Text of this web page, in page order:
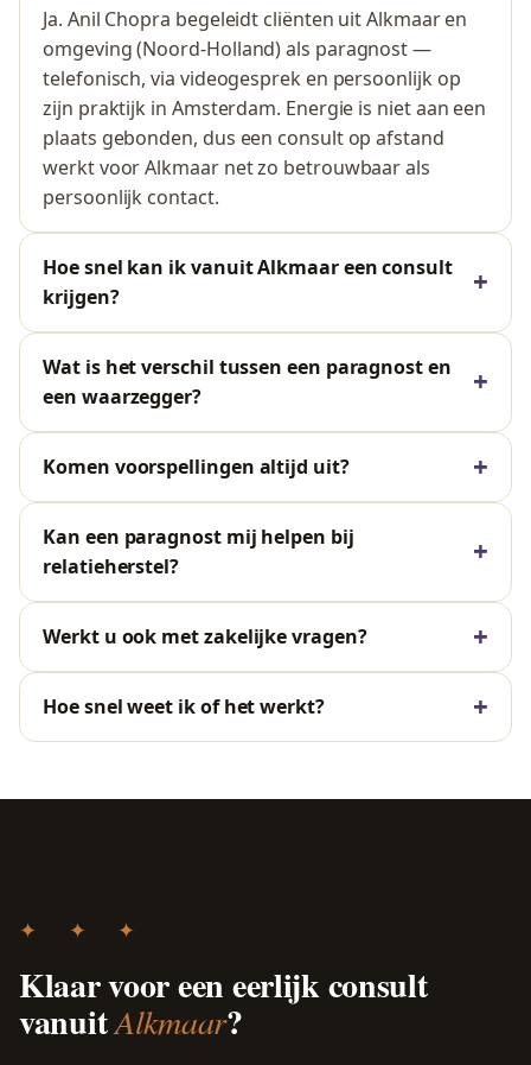
Ja. Anil Chopra begeleidt cliënten uit Alkmaar en
omgeving (Noord-Holland) als paragnost —
telefonisch, via videogesprek en persoonlijk op
zijn praktijk in Amsterdam. Energie is niet aan een
plaats gebonden, dus een consult op afstand
werkt voor Alkmaar net zo betrouwbaar als
persoonlijk contact.
Hoe snel kan ik vanuit Alkmaar een consult
krijgen?
Wat is het verschil tussen een paragnost en
een waarzegger?
Komen voorspellingen altijd uit?
Kan een paragnost mij helpen bij
relatieherstel?
Werkt u ook met zakelijke vragen?
Hoe snel weet ik of het werkt?
✦ ✦ ✦
Klaar voor een eerlijk consult
vanuitAlkmaar?